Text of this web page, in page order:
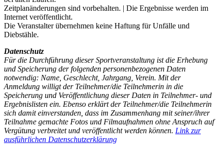
Zeitplanänderungen sind vorbehalten. | Die Ergebnisse werden im
Internet veröffentlicht.
Die Veranstalter übernehmen keine Haftung für Unfälle und
Diebstähle.
Datenschutz
Für die Durchführung dieser Sportveranstaltung ist die Erhebung
und Speicherung der folgenden personenbezogenen Daten
notwendig: Name, Geschlecht, Jahrgang, Verein. Mit der
Anmeldung willigt der Teilnehmer/die Teilnehmerin in die
Speicherung und Veröffentlichung dieser Daten in Teilnehmer- und
Ergebnislisten ein. Ebenso erklärt der Teilnehmer/die Teilnehmerin
sich damit einverstanden, dass im Zusammenhang mit seiner/ihrer
Teilnahme gemachte Fotos und Filmaufnahmen ohne Anspruch auf
Vergütung verbreitet und veröffentlicht werden können. Link zur
ausführlichen Datenschutzerklärung